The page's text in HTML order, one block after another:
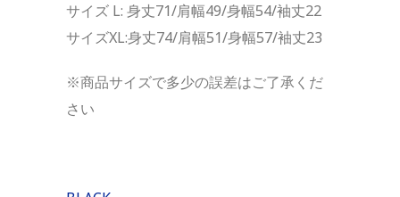
サイズ L: 身丈71/肩幅49/身幅54/袖丈22
サイズXL:身丈74/肩幅51/身幅57/袖丈23
※商品サイズで多少の誤差はご了承くだ
さい